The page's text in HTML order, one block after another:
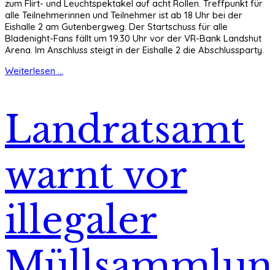
zum Flirt- und Leuchtspektakel auf acht Rollen. Treffpunkt für
alle Teilnehmerinnen und Teilnehmer ist ab 18 Uhr bei der
Eishalle 2 am Gutenbergweg. Der Startschuss für alle
Bladenight-Fans fällt um 19.30 Uhr vor der VR-Bank Landshut
Arena. Im Anschluss steigt in der Eishalle 2 die Abschlussparty.
Weiterlesen ...
Landratsamt
warnt vor
illegaler